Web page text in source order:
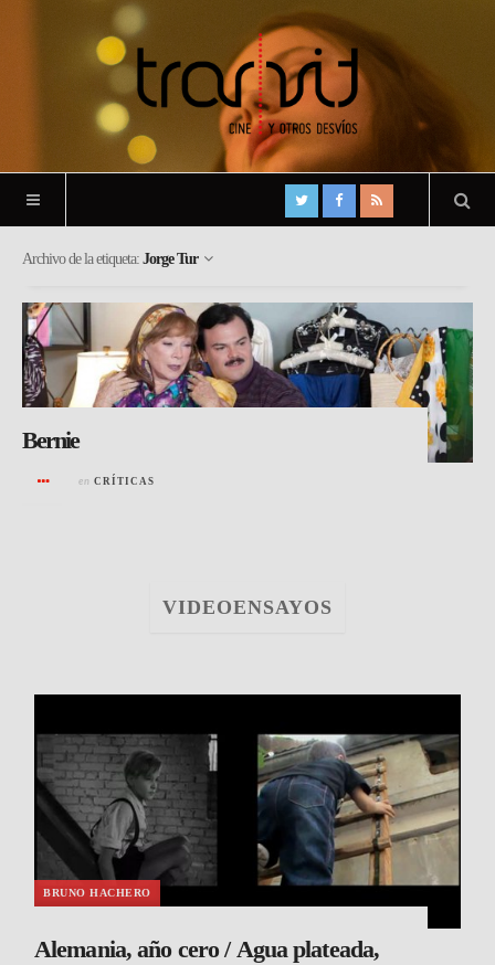
Archivo de la etiqueta: Jorge Tur
Bernie
en CRÍTICAS
VIDEOENSAYOS
BRUNO HACHERO
Alemania, año cero / Agua plateada,